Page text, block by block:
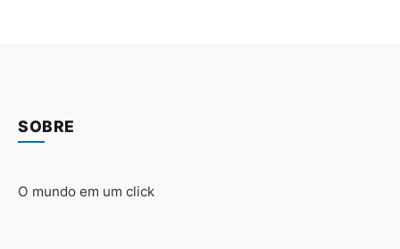
SOBRE
O mundo em um click